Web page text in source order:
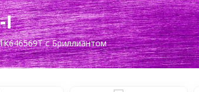
I
c Бриллиантом